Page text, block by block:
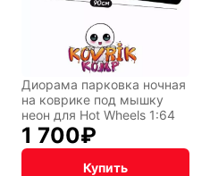
Диорама парковка ночная
на коврике под мышку
неон для Hot Wheels 1:64
1 700₽
Купить